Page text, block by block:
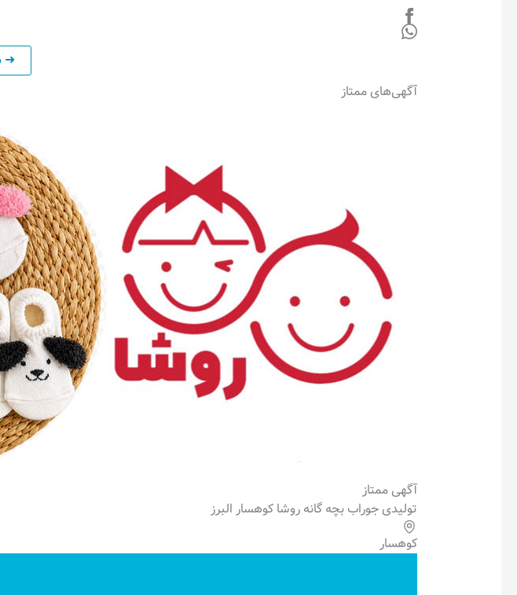
آگهی‌های ممتاز
آگهی ممتاز
تولیدی جوراب بچه گانه روشا کوهسار البرز
کوهسار